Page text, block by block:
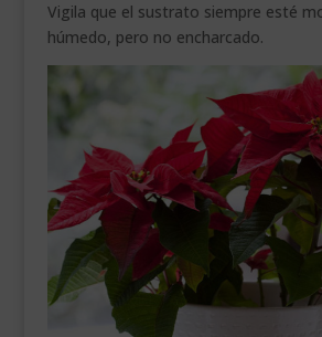
Vigila que el sustrato siempre esté
húmedo, pero no encharcado.